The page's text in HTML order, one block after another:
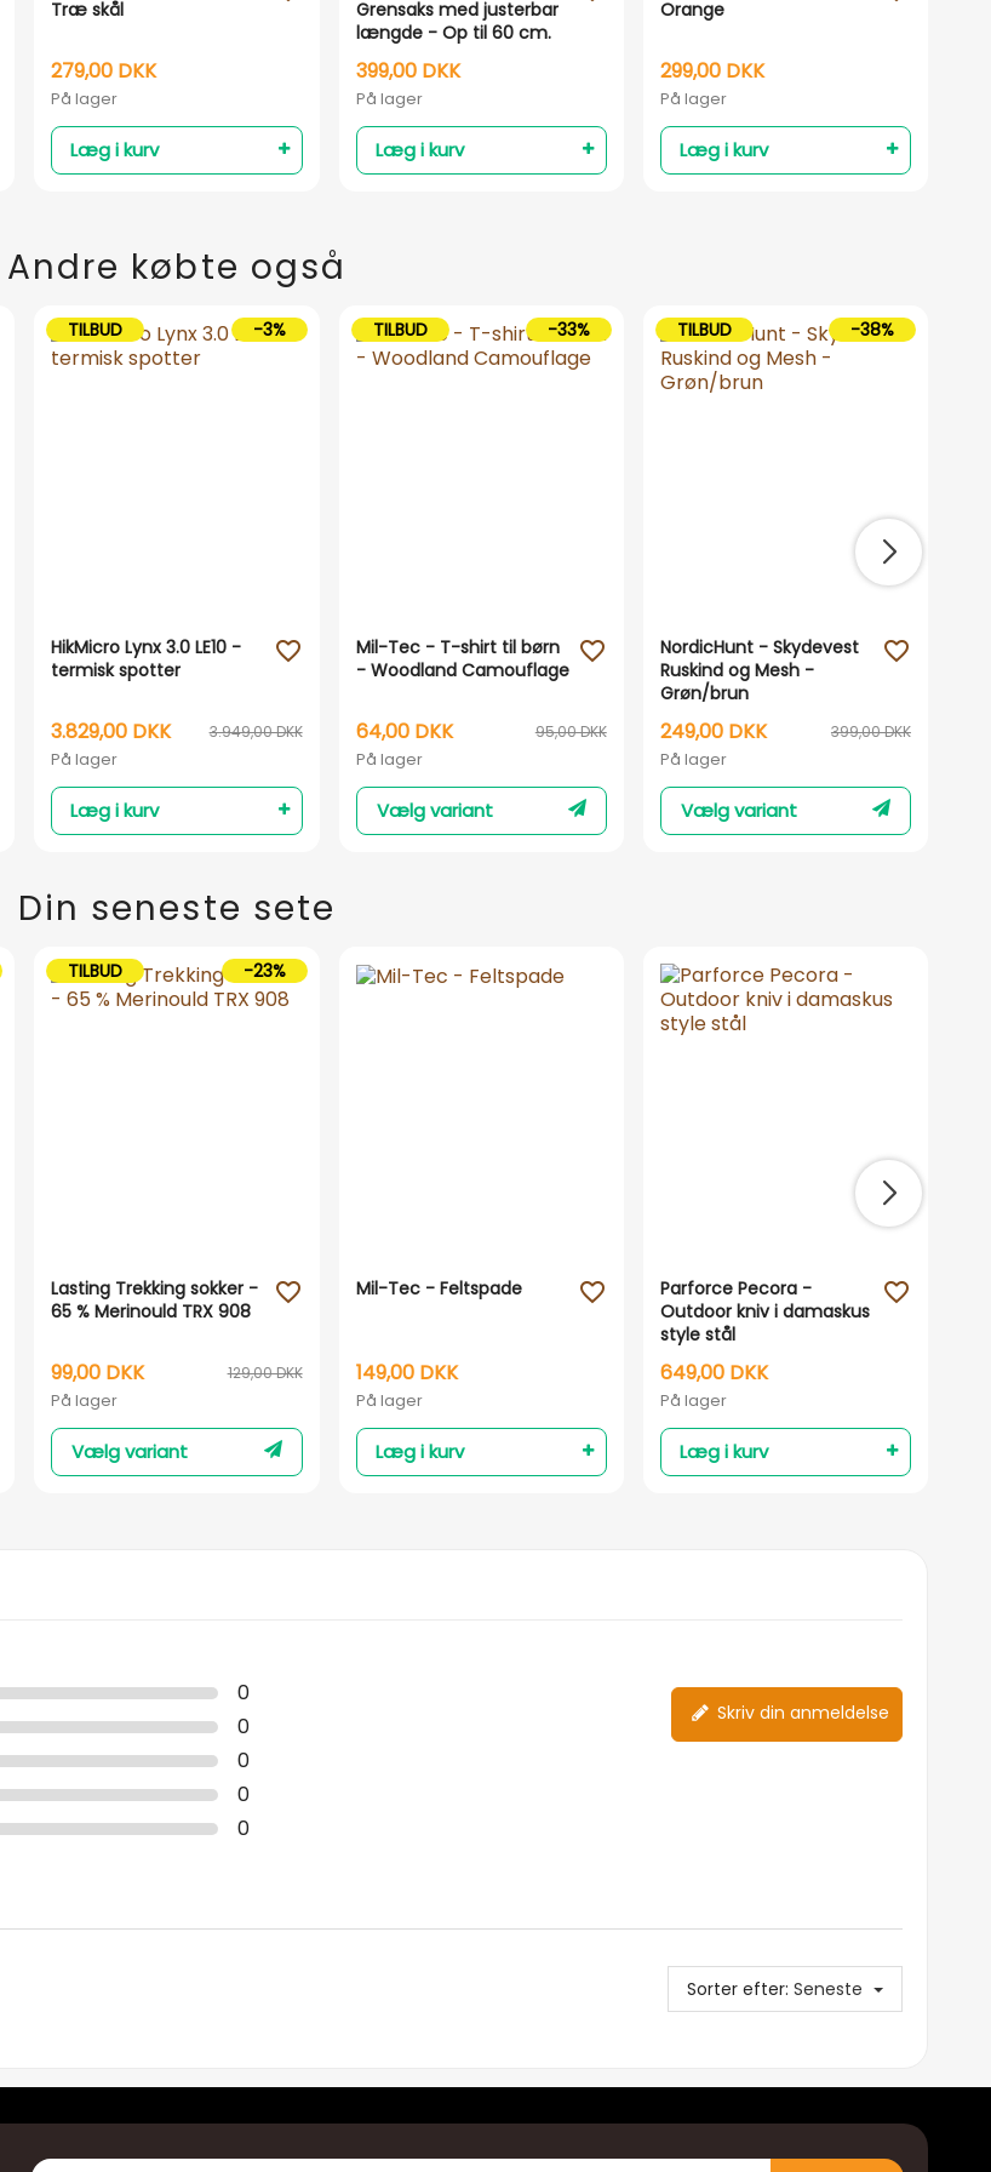
Træ skål
279,00 DKK
På lager
Læg i kurv
Grensaks med justerbar
længde - Op til 60 cm.
399,00 DKK
På lager
Læg i kurv
Orange
299,00 DKK
På lager
Læg i kurv
Andre købte også
HikMicro Lynx 3.0 LE10 -
termisk spotter
3.949,00 DKK
3.829,00 DKK
På lager
Læg i kurv
favorite_outline
TILBUD -3%
Mil-Tec - T-shirt til børn
- Woodland Camouflage
95,00 DKK
64,00 DKK
På lager
Vælg variant
favorite_outline
TILBUD -33%
NordicHunt - Skydevest
Ruskind og Mesh -
Grøn/brun
399,00 DKK
249,00 DKK
På lager
Vælg variant
favorite_outline
TILBUD -38%
Din seneste sete
Lasting Trekking sokker -
65 % Merinould TRX 908
129,00 DKK
99,00 DKK
På lager
Vælg variant
favorite_outline
TILBUD -23%
Mil-Tec - Feltspade
149,00 DKK
På lager
Læg i kurv
favorite_outline
Parforce Pecora -
Outdoor kniv i damaskus
style stål
649,00 DKK
På lager
Læg i kurv
favorite_outline
0
0
0
0
0
Skriv din anmeldelse
Sorter efter: Seneste